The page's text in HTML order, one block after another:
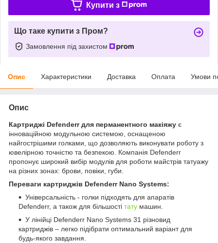
Купити з
Що таке купити з Пром?
Замовлення під захистом
Опис Характеристики Доставка Оплата Умови
Опис
Картриджі Defenderr для перманентного макіяжу є
інноваційною модульною системою, оснащеною
найгострішими голками, що дозволяють виконувати роботу з
ювелірною точністю та безпекою. Компанія Defenderr
пропонує широкий вибір модулів для роботи майстрів татуажу
на різних зонах: брови, повіки, губи.
Переваги картриджів Defenderr Nano Systems:
Універсальність - голки підходять для апаратів
Defenderr, а також для більшості тату машин.
У лінійці Defenderr Nano Systems 31 різновид
картриджів – легко підібрати оптимальний варіант для
будь-якого завдання.